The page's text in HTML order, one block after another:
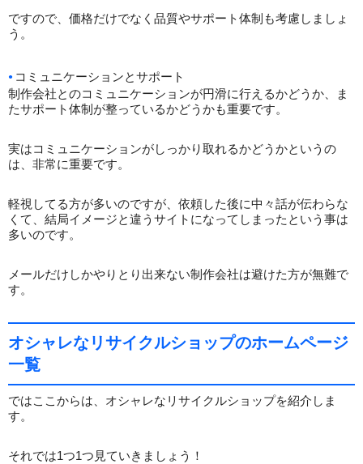
ですので、価格だけでなく品質やサポート体制も考慮しましょ
う。
コミュニケーションとサポート
制作会社とのコミュニケーションが円滑に行えるかどうか、ま
たサポート体制が整っているかどうかも重要です。
実はコミュニケーションがしっかり取れるかどうかというの
は、非常に重要です。
軽視してる方が多いのですが、依頼した後に中々話が伝わらな
くて、結局イメージと違うサイトになってしまったという事は
多いのです。
メールだけしかやりとり出来ない制作会社は避けた方が無難で
す。
オシャレなリサイクルショップのホームページ
一覧
ではここからは、オシャレなリサイクルショップを紹介しま
す。
それでは1つ1つ見ていきましょう！